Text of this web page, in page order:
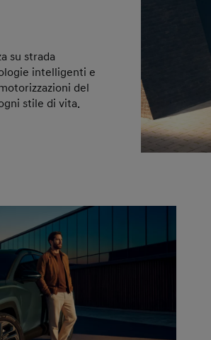
su strada
intelligenti e
del
stile di vita.